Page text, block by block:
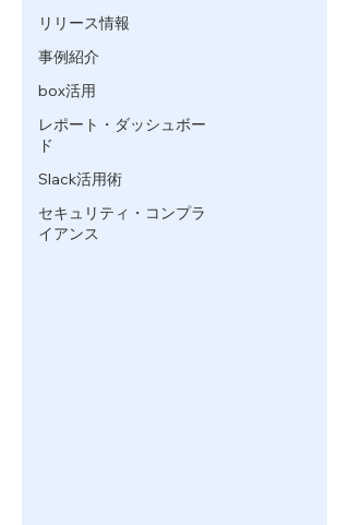
リリース情報
事例紹介
box活用
レポート・ダッシュボー
ド
Slack活用術
セキュリティ・コンプラ
イアンス